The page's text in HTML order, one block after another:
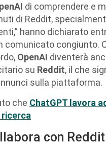
di comprendere e
di Reddit,
hanno dichiarato
comunicato congiunto.
OpenAI diventerà
su Reddit, il che
sulla piattaforma.
che ChatGPT lavora
con